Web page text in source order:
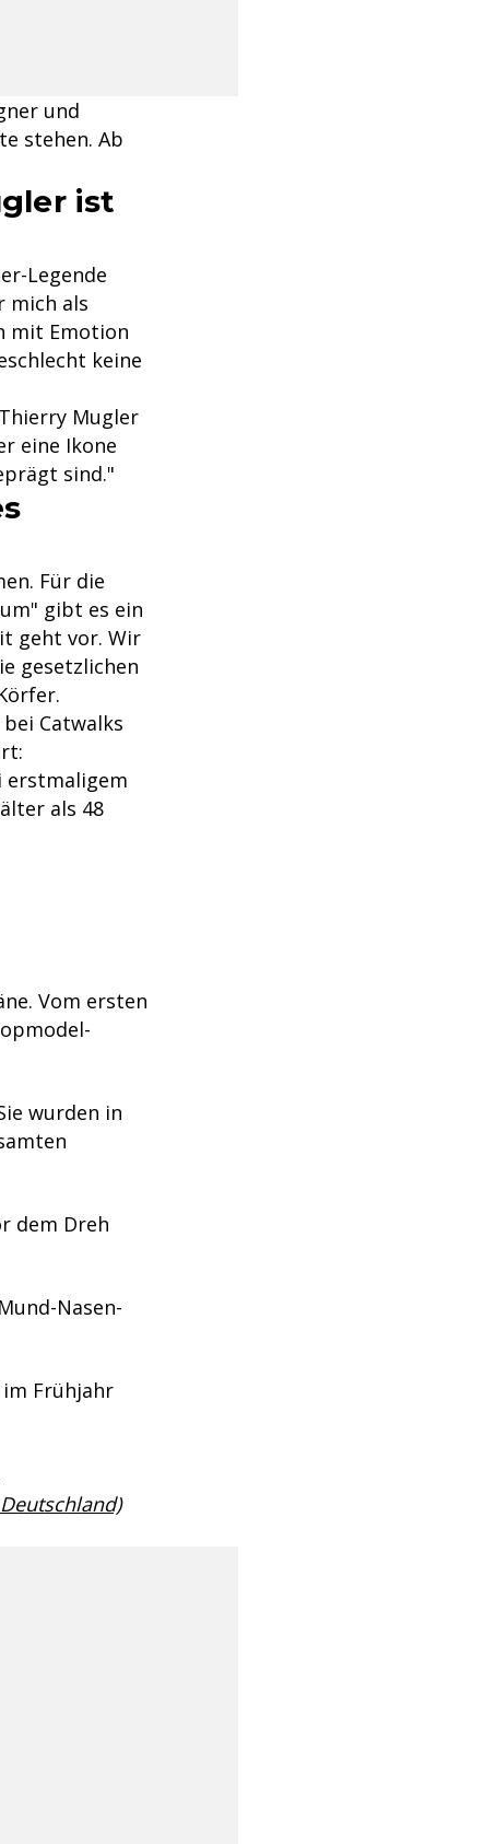
und
stehen. Ab
ist
Legende
mich als
mit Emotion
keine
Mugler
eine Ikone
sind."
Für die
gibt es ein
geht vor. Wir
gesetzlichen
Catwalks
erstmaligem
als 48
Vom ersten
wurden in
dem Dreh
Nasen-
Frühjahr